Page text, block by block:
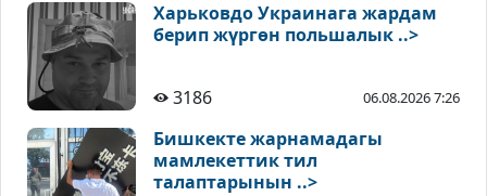
Харьковдо Украинага жардам
берип жүргөн польшалык ..>
3186 06.08.2026 7:26
Бишкекте жарнамадагы
мамлекеттик тил
талаптарынын ..>